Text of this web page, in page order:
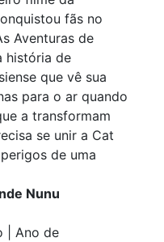
fãs no
Aventuras de
história de
que vê sua
para o ar quando
a transformam
se unir a Cat
de uma
Nunu
| Ano de